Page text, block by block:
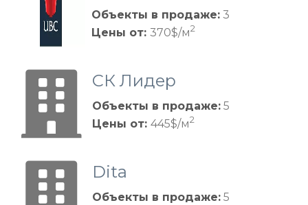
Объекты в продаже: 3
Цены от: 370$/м2
СК Лидер
Объекты в продаже: 5
Цены от: 445$/м2
Dita
Объекты в продаже: 5